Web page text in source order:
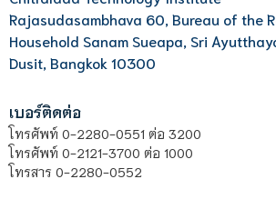
Rajasudasambhava 60, Bureau of the
Household Sanam Sueapa, Sri Ayutthaya
Dusit, Bangkok 10300
เบอร์ติดต่อ
โทรศัพท์ 0-2280-0551 ต่อ 3200
โทรศัพท์ 0-2121-3700 ต่อ 1000
โทรสาร 0-2280-0552